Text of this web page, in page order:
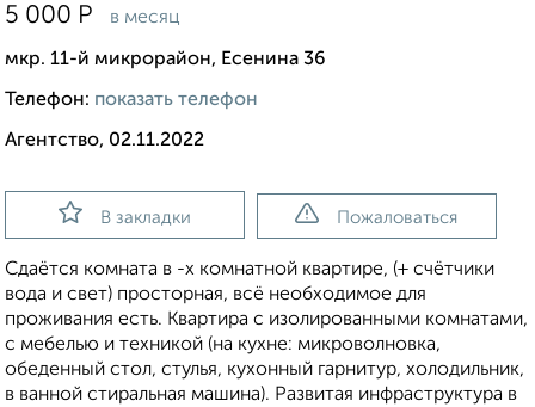
5 000 Р в месяц
мкр. 11-й микрорайон, Есенина 36
Телефон: показать телефон
Агентство, 02.11.2022
В закладки Пожаловаться
Сдаётся комната в -х комнатной квартире, (+ счётчики
вода и свет) просторная, всё необходимое для
проживания есть. Квартира с изолированными комнатами,
с мебелью и техникой (на кухне: микроволновка,
обеденный стол, стулья, кухонный гарнитур, холодильник,
в ванной стиральная машина). Развитая инфраструктура в